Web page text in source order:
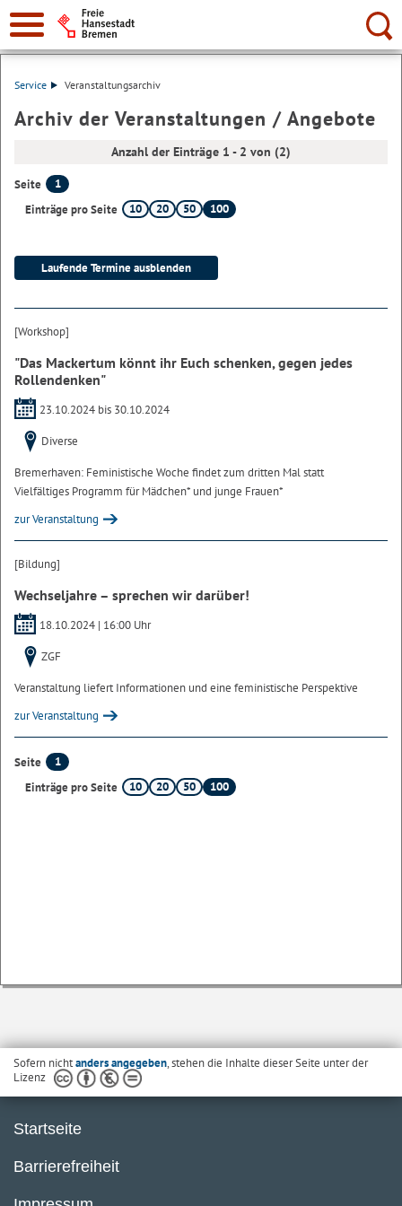
Suche:
Service Veranstaltungsarchiv
Archiv der Veranstaltungen / Angebote
Anzahl der Einträge 1 - 2 von (2)
Seite
1
Einträge pro Seite
10 20 50 100
[Workshop]
"Das Mackertum könnt ihr Euch schenken, gegen jedes
Rollendenken"
23.10.2024 bis 30.10.2024
Diverse
Bremerhaven: Feministische Woche findet zum dritten Mal statt
Vielfältiges Programm für Mädchen* und junge Frauen*
zur Veranstaltung
[Bildung]
Wechseljahre – sprechen wir darüber!
18.10.2024 | 16:00 Uhr
ZGF
Veranstaltung liefert Informationen und eine feministische Perspektive
zur Veranstaltung
Seite
1
Einträge pro Seite
10 20 50 100
Sofern nichtanders angegeben, stehen die Inhalte dieser Seite unter der
Lizenz
Startseite
Barrierefreiheit